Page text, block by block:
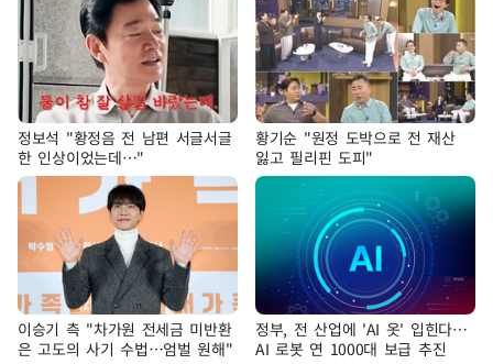
정보석 "황정음 전 남편 서글서글
한 인상이었는데…"
황기순 "원정 도박으로 전 재산
잃고 필리핀 도피"
이승기 측 "차가원 전세금 미반환
은 고도의 사기 수법…엄벌 원해"
정부, 전 산업에 'AI 옷' 입힌다…
AI 로봇 연 1000대 보급 추진